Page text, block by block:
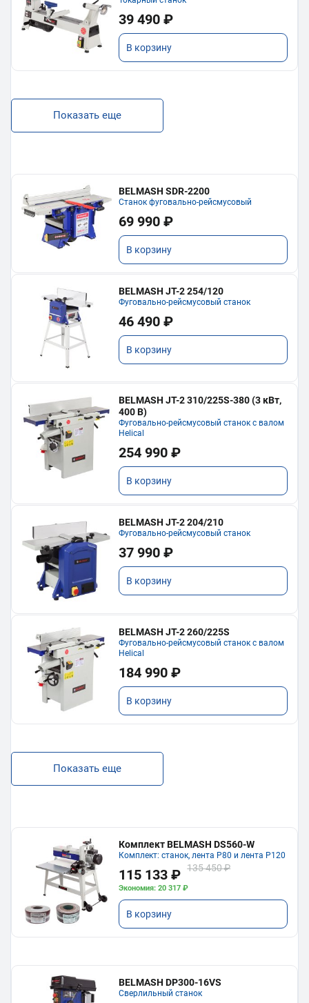
39 490 ₽
В корзину
Показать еще
BELMASH SDR-2200
Станок фуговально-рейсмусовый
69 990 ₽
В корзину
BELMASH JT-2 254/120
Фуговально-рейсмусовый станок
46 490 ₽
В корзину
BELMASH JT-2 310/225S-380 (3 кВт,
400 В)
Фуговально-рейсмусовый станок с валом
Helical
254 990 ₽
В корзину
BELMASH JT-2 204/210
Фуговально-рейсмусовый станок
37 990 ₽
В корзину
BELMASH JT-2 260/225S
Фуговально-рейсмусовый станок с валом
Helical
184 990 ₽
В корзину
Показать еще
Комплект BELMASH DS560-W
Комплект: станок, лента P80 и лента P120
115 133 ₽ 135 450 ₽
Экономия: 20 317 ₽
В корзину
BELMASH DP300-16VS
Сверлильный станок